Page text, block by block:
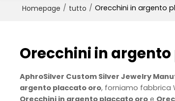
Homepage / tutto / Orecchini in argento
Orecchini in
AphroSilver Custom Silver Jewelry
argento placcato oro, forniamo fabbrica
Orecchini in argento placcato oro e